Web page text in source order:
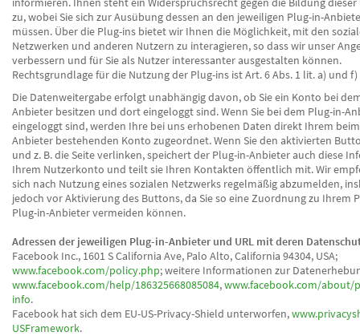
zu, wobei Sie sich zur Ausübung dessen an den jeweiligen Plug-in-
müssen. Über die Plug-ins bietet wir Ihnen die Möglichkeit, mit den
Netzwerken und anderen Nutzern zu interagieren, so dass wir unser
verbessern und für Sie als Nutzer interessanter ausgestalten können.
Rechtsgrundlage für die Nutzung der Plug-ins ist Art. 6 Abs. 1 lit. a) und f)
Die Datenweitergabe erfolgt unabhängig davon, ob Sie ein Konto bei
Anbieter besitzen und dort eingeloggt sind. Wenn Sie bei dem Plug-in-
eingeloggt sind, werden Ihre bei uns erhobenen Daten direkt Ihrem
Anbieter bestehenden Konto zugeordnet. Wenn Sie den aktivierten
und z. B. die Seite verlinken, speichert der Plug-in-Anbieter auch diese
Ihrem Nutzerkonto und teilt sie Ihren Kontakten öffentlich mit. Wir
sich nach Nutzung eines sozialen Netzwerks regelmäßig abzumelden,
jedoch vor Aktivierung des Buttons, da Sie so eine Zuordnung zu Ihrem
Plug-in-Anbieter vermeiden können.
Adressen der jeweiligen Plug-in-Anbieter und URL mit deren
Facebook Inc., 1601 S California Ave, Palo Alto, California 94304, USA;
www.facebook.com/policy.php; weitere Informationen zur
www.facebook.com/help/186325668085084,www.facebook.com/about/
info.
Facebook hat sich dem EU-US-Privacy-Shield unterworfen,
USFramework.